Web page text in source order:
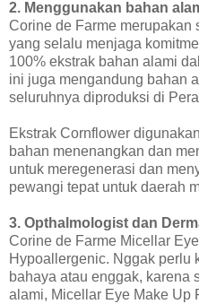
2. Menggunakan bahan
Corine de Farme merupakan
yang selalu menjaga
100% ekstrak bahan alami
ini juga mengandung bahan
seluruhnya diproduksi di
Ekstrak Cornflower
bahan menenangkan dan
untuk meregenerasi dan
pewangi tepat untuk daerah
3. Opthalmologist dan
Corine de Farme Micellar
Hypoallergenic. Nggak perlu
bahaya atau enggak, karena
alami, Micellar Eye Make Up